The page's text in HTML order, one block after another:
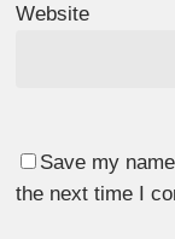
Website
Save my
the next time I